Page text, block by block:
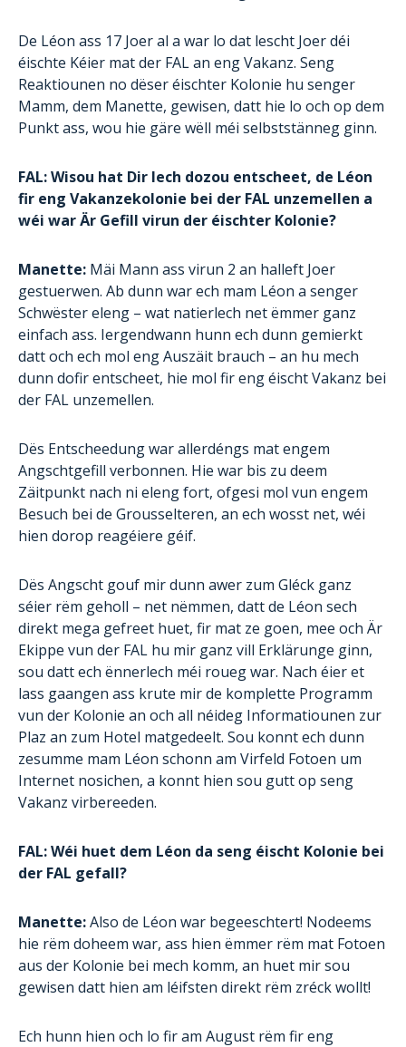
De Léon ass 17 Joer al a war lo dat lescht Joer déi
éischte Kéier mat der FAL an eng Vakanz. Seng
Reaktiounen no dëser éischter Kolonie hu senger
Mamm, dem Manette, gewisen, datt hie lo och op dem
Punkt ass, wou hie gäre wëll méi selbststänneg ginn.
FAL: Wisou hat Dir Iech dozou entscheet, de Léon
fir eng Vakanzekolonie bei der FAL unzemellen a
wéi war Är Gefill virun der éischter Kolonie?
Manette: Mäi Mann ass virun 2 an halleft Joer
gestuerwen. Ab dunn war ech mam Léon a senger
Schwëster eleng – wat natierlech net ëmmer ganz
einfach ass. Iergendwann hunn ech dunn gemierkt
datt och ech mol eng Auszäit brauch – an hu mech
dunn dofir entscheet, hie mol fir eng éischt Vakanz bei
der FAL unzemellen.
Dës Entscheedung war allerdéngs mat engem
Angschtgefill verbonnen. Hie war bis zu deem
Zäitpunkt nach ni eleng fort, ofgesi mol vun engem
Besuch bei de Grousselteren, an ech wosst net, wéi
hien dorop reagéiere géif.
Dës Angscht gouf mir dunn awer zum Gléck ganz
séier rëm geholl – net nëmmen, datt de Léon sech
direkt mega gefreet huet, fir mat ze goen, mee och Är
Ekippe vun der FAL hu mir ganz vill Erklärunge ginn,
sou datt ech ënnerlech méi roueg war. Nach éier et
lass gaangen ass krute mir de komplette Programm
vun der Kolonie an och all néideg Informatiounen zur
Plaz an zum Hotel matgedeelt. Sou konnt ech dunn
zesumme mam Léon schonn am Virfeld Fotoen um
Internet nosichen, a konnt hien sou gutt op seng
Vakanz virbereeden.
FAL: Wéi huet dem Léon da seng éischt Kolonie bei
der FAL gefall?
Manette:Also de Léon war begeeschtert! Nodeems
hie rëm doheem war, ass hien ëmmer rëm mat Fotoen
aus der Kolonie bei mech komm, an huet mir sou
gewisen datt hien am léifsten direkt rëm zréck wollt!
Ech hunn hien och lo fir am August rëm fir eng